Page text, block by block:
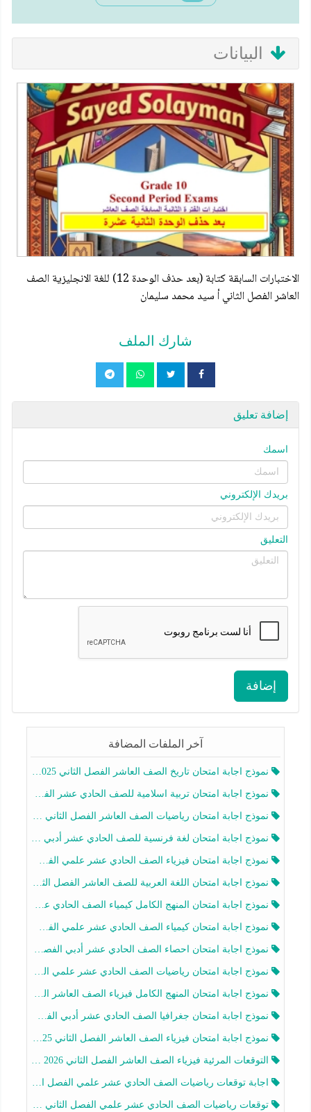
البيانات
الاختبارات السابقة كتابة (بعد حذف الوحدة 12) للغة الانجليزية الصف
العاشر الفصل الثاني أ سيد محمد سليمان
شارك الملف
إضافة تعليق
اسمك
بريدك الإلكتروني
التعليق
إضافة
آخر الملفات المضافة
نموذج اجابة امتحان تاريخ الصف العاشر الفصل الثاني 2025-2026
نموذج اجابة امتحان تربية اسلامية للصف الحادي عشر الفصل الثاني 2025-2026
نموذج اجابة امتحان رياضيات الصف العاشر الفصل الثاني 2025-2026
نموذج اجابة امتحان لغة فرنسية للصف الحادي عشر أدبي الفصل الثاني 2025-2026
نموذج اجابة امتحان فيزياء الصف الحادي عشر علمي الفصل الثاني 2025-2026
نموذج اجابة امتحان اللغة العربية للصف العاشر الفصل الثاني 2025-2026
نموذج اجابة امتحان المنهج الكامل كيمياء الصف الحادي عشر علمي الفصل الثاني 2025-2026
نموذج اجابة امتحان كيمياء الصف الحادي عشر علمي الفصل الثاني 2025-2026
نموذج اجابة امتحان احصاء الصف الحادي عشر أدبي الفصل الثاني 2025-2026
نموذج اجابة امتحان رياضيات الصف الحادي عشر علمي الفصل الثاني 2025-2026
نموذج اجابة امتحان المنهج الكامل فيزياء الصف العاشر الفصل الثاني 2025-2026
نموذج اجابة امتحان جغرافيا الصف الحادي عشر أدبي الفصل الثاني 2025-2026
نموذج اجابة امتحان فيزياء الصف العاشر الفصل الثاني 2025-2026
التوقعات المرئية فيزياء الصف العاشر الفصل الثاني 2026 أ هيثم الليثي
اجابة توقعات رياضيات الصف الحادي عشر علمي الفصل الثاني 2025-2026 أ عمرو فايز
توقعات رياضيات الصف الحادي عشر علمي الفصل الثاني 2025-2026 أ عمرو فايز